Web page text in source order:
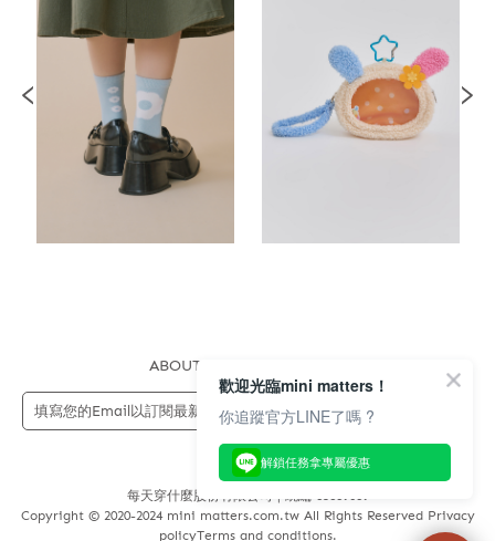
ABOUT US
每天穿什麼股份有限公司 | 統編 83689089
Copyright © 2020-2024 mini matters.com.tw All Rights Reserved Privacy
policyTerms and conditions.
歡迎光臨mini matters！
你追蹤官方LINE了嗎 ?
解鎖任務拿專屬優惠